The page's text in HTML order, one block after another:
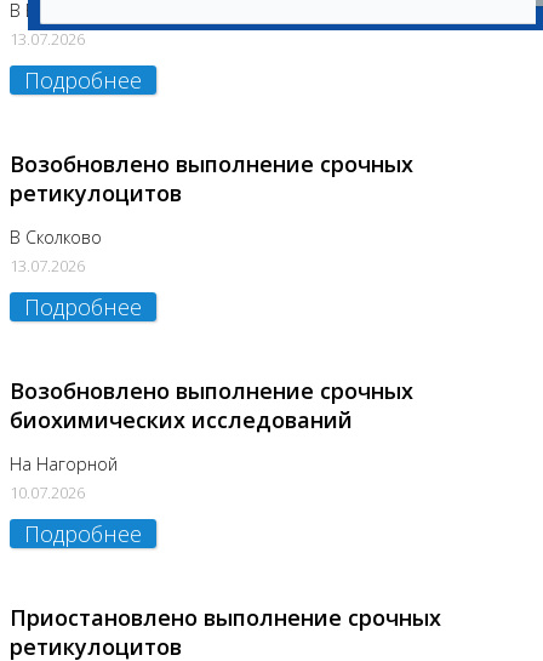
В Бутово
13.07.2026
Подробнее
Возобновлено выполнение срочных
ретикулоцитов
В Сколково
13.07.2026
Подробнее
Возобновлено выполнение срочных
биохимических исследований
На Нагорной
10.07.2026
Подробнее
Приостановлено выполнение срочных
ретикулоцитов